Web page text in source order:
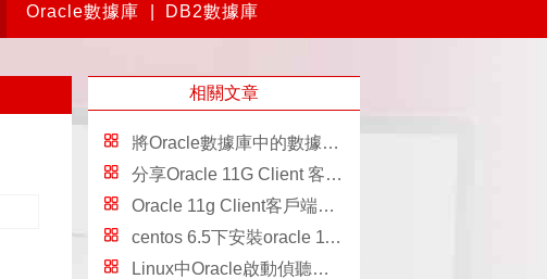
Oracle數據庫
DB2數據庫
相關文章
將Oracle數據庫中的數據寫入Excel
分享Oracle 11G Client 客戶端安裝步驟（圖文詳解）
Oracle 11g Client客戶端安裝教程
centos 6.5下安裝oracle 11gR2與Oracle自動啟動的配置
Linux中Oracle啟動偵聽報錯TNS:permission denied的解決方法